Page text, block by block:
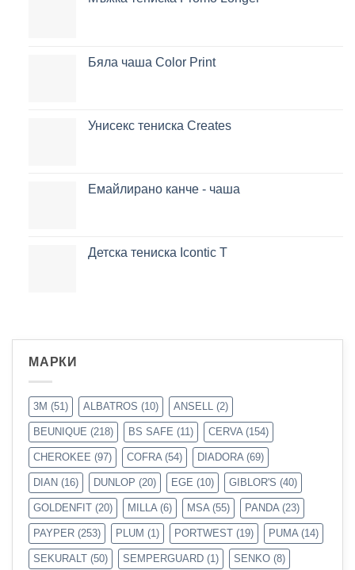
Бяла чаша Color Print
Унисекс тениска Creates
Емайлирано канче - чаша
Детска тениска Icontic T
МАРКИ
3M (51) ALBATROS (10) ANSELL (2)
BEUNIQUE (218) BS SAFE (11) CERVA (154)
CHEROKEE (97) COFRA (54) DIADORA (69)
DIAN (16) DUNLOP (20) EGE (10) GIBLOR'S (40)
GOLDENFIT (20) MILLA (6) MSA (55) PANDA (23)
PAYPER (253) PLUM (1) PORTWEST (19) PUMA (14)
SEKURALT (50) SEMPERGUARD (1) SENKO (8)